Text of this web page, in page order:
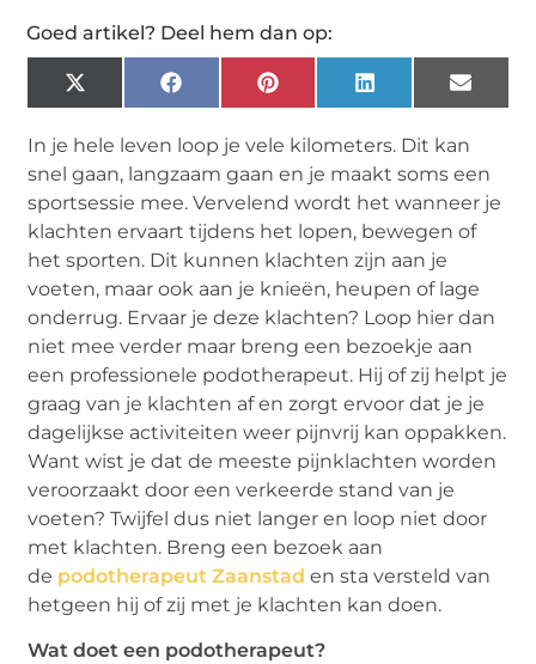
Goed artikel? Deel hem dan op:
X
(Twitter)
FacebookPinterestLinkedInEmail
In je hele leven loop je vele kilometers. Dit kan
snel gaan, langzaam gaan en je maakt soms een
sportsessie mee. Vervelend wordt het wanneer je
klachten ervaart tijdens het lopen, bewegen of
het sporten. Dit kunnen klachten zijn aan je
voeten, maar ook aan je knieën, heupen of lage
onderrug. Ervaar je deze klachten? Loop hier dan
niet mee verder maar breng een bezoekje aan
een professionele podotherapeut. Hij of zij helpt je
graag van je klachten af en zorgt ervoor dat je je
dagelijkse activiteiten weer pijnvrij kan oppakken.
Want wist je dat de meeste pijnklachten worden
veroorzaakt door een verkeerde stand van je
voeten? Twijfel dus niet langer en loop niet door
met klachten. Breng een bezoek aan
de podotherapeut Zaanstad en sta versteld van
hetgeen hij of zij met je klachten kan doen.
Wat doet een podotherapeut?